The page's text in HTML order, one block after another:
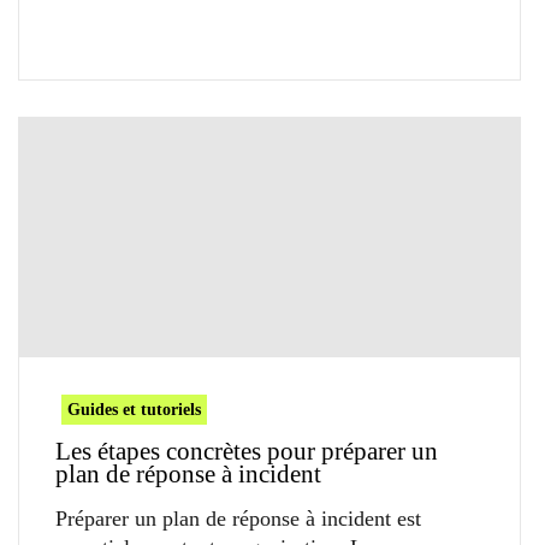
Guides et tutoriels
Les étapes concrètes pour préparer un
plan de réponse à incident
Préparer un plan de réponse à incident est